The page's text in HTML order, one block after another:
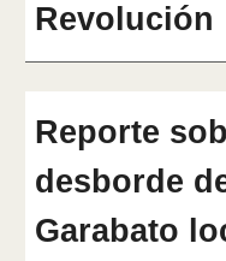
Revolución
Reporte
desborde
Garabato